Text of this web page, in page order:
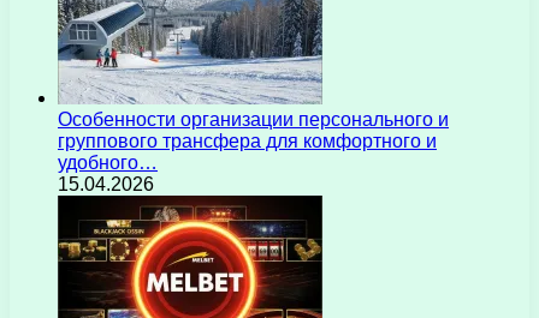
Особенности организации персонального и
группового трансфера для комфортного и
удобного…
15.04.2026